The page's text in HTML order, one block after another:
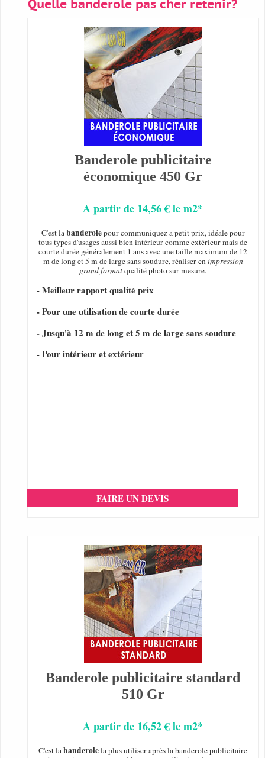
Quelle banderole pas cher retenir?
Banderole publicitaire
économique 450 Gr
A partir de 14,56 € le m2*
C'est labanderolepour communiquez a petit prix, idéale pour
tous types d'usages aussi bien intérieur comme extérieur mais de
courte durée généralement 1 ans avec une taille maximum de 12
m de long et 5 m de large sans soudure, réaliser enimpression
grand formatqualité photo sur mesure.
- Meilleur rapport qualité prix
- Pour une utilisation de courte durée
- Jusqu'à 12 m de long et 5 m de large sans soudure
- Pour intérieur et extérieur
FAIRE UN DEVIS
Banderole publicitaire standard
510 Gr
A partir de 16,52 € le m2*
C'est labanderolela plus utiliser après la banderole publicitaire